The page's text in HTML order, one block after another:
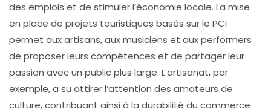
des emplois et de stimuler l’économie locale. La mise
en place de projets touristiques basés sur le PCI
permet aux artisans, aux musiciens et aux performers
de proposer leurs compétences et de partager leur
passion avec un public plus large. L’artisanat, par
exemple, a su attirer l’attention des amateurs de
culture, contribuant ainsi à la durabilité du commerce